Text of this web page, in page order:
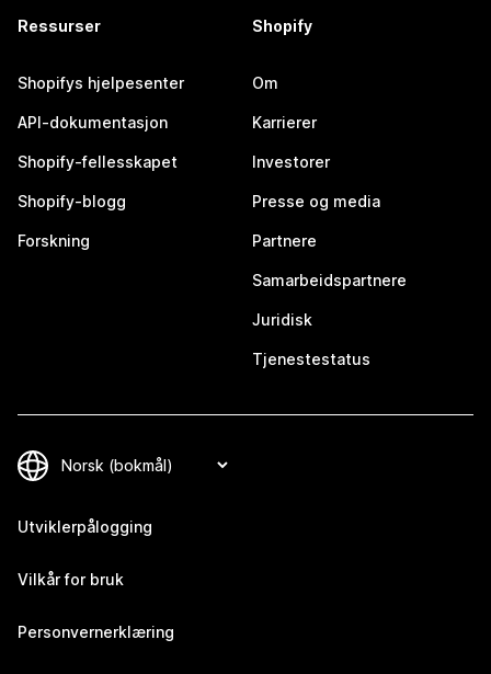
Ressurser
Shopifys hjelpesenter
API-dokumentasjon
Shopify-fellesskapet
Shopify-blogg
Forskning
Shopify
Om
Karrierer
Investorer
Presse og media
Partnere
Samarbeidspartnere
Juridisk
Tjenestestatus
Utviklerpålogging
Vilkår for bruk
Personvernerklæring